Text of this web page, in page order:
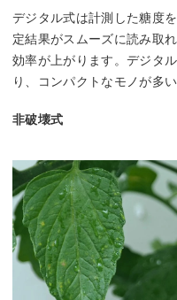
デジタル式は計測した糖度
定結果がスムーズに読み取
効率が上がります。デジタ
り、コンパクトなモノが多
非破壊式